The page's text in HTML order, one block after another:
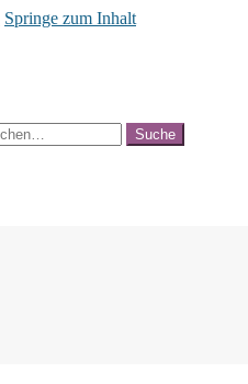
Springe zum Inhalt
Suche